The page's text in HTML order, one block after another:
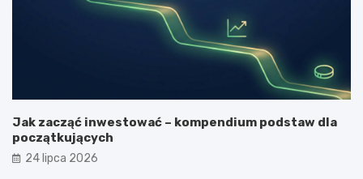
Jak zacząć inwestować – kompendium podstaw dla
początkujących
24 lipca 2026